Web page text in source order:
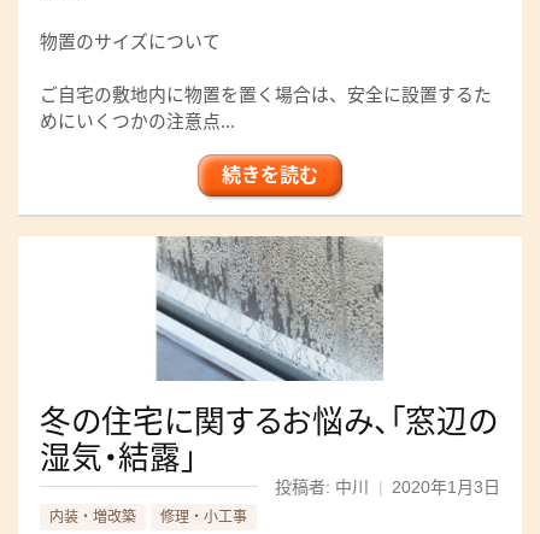
物置のサイズについて
ご自宅の敷地内に物置を置く場合は、安全に設置するた
めにいくつかの注意点...
続きを読む
冬の住宅に関するお悩み、「窓辺の
湿気・結露」
投稿者: 中川 | 2020年1月3日
内装・増改築 修理・小工事